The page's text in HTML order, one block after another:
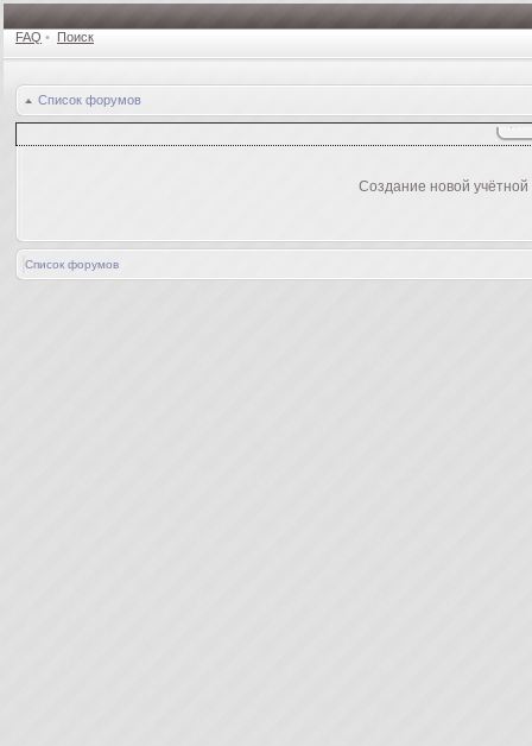
FAQ • Поиск
Список форумов
Создание новой
Список форумов